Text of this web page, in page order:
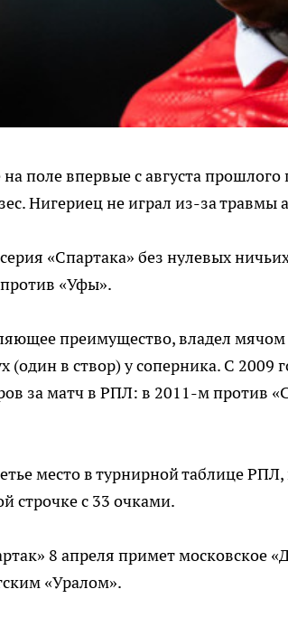
поле впервые с августа
Нигериец не играл из-за травмы
«Спартака» без нулевых
«Уфы».
преимущество, владел мячом
(один в створ) у соперника. С
за матч в РПЛ: в 2011-м против
место в турнирной таблице
строчке с 33 очками.
8 апреля примет московское
«Уралом».